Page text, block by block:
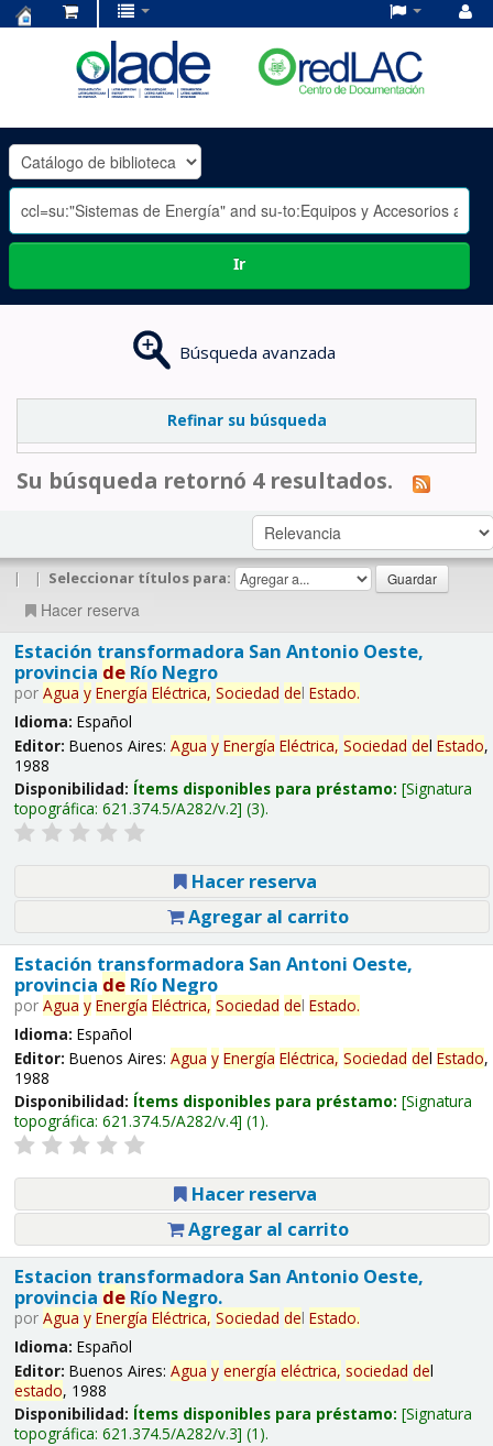
OLADE
-
Ir
Búsqueda avanzada
Refinar su búsqueda
Su búsqueda retornó 4 resultados.
| | Seleccionar títulos para:
Hacer reserva
Estación transformadora San Antonio Oeste,
provincia deRío Negro
por Agua y Energía Eléctrica, Sociedad del Estado.
Idioma: Español
Editor: Buenos Aires: Agua y Energía Eléctrica, Sociedad del Estado,
1988
Disponibilidad: Ítems disponibles para préstamo: Signatura
topográfica: 621.374.5/A282/v.2 (3).
Hacer reserva
Agregar al carrito
Estación transformadora San Antoni Oeste,
provincia deRío Negro
por Agua y Energía Eléctrica, Sociedad del Estado.
Idioma: Español
Editor: Buenos Aires: Agua y Energía Eléctrica, Sociedad del Estado,
1988
Disponibilidad: Ítems disponibles para préstamo: Signatura
topográfica: 621.374.5/A282/v.4 (1).
Hacer reserva
Agregar al carrito
Estacion transformadora San Antonio Oeste,
provincia deRío Negro.
por Agua y Energía Eléctrica, Sociedad del Estado.
Idioma: Español
Editor: Buenos Aires: Agua y energía eléctrica, sociedad del
estado, 1988
Disponibilidad: Ítems disponibles para préstamo: Signatura
topográfica: 621.374.5/A282/v.3 (1).